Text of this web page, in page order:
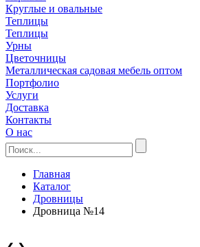
Круглые и овальные
Теплицы
Теплицы
Урны
Цветочницы
Металлическая садовая мебель оптом
Портфолио
Услуги
Доставка
Контакты
О нас
Главная
Каталог
Дровницы
Дровница №14